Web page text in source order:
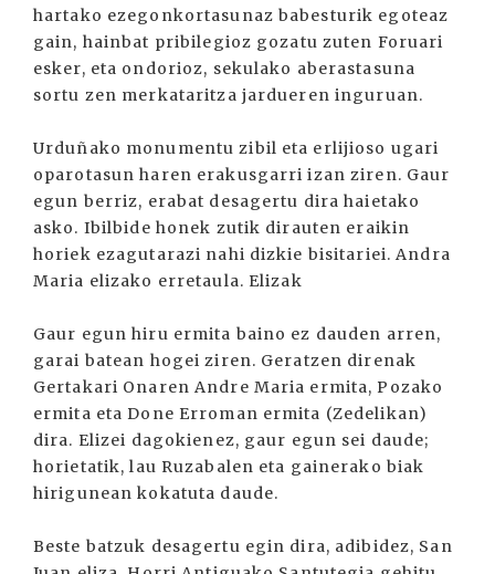
hartako ezegonkortasunaz babesturik egoteaz
gain, hainbat pribilegioz gozatu zuten Foruari
esker, eta ondorioz, sekulako aberastasuna
sortu zen merkataritza jardueren inguruan.
Urduñako monumentu zibil eta erlijioso ugari
oparotasun haren erakusgarri izan ziren. Gaur
egun berriz, erabat desagertu dira haietako
asko. Ibilbide honek zutik dirauten eraikin
horiek ezagutarazi nahi dizkie bisitariei. Andra
Maria elizako erretaula. Elizak
Gaur egun hiru ermita baino ez dauden arren,
garai batean hogei ziren. Geratzen direnak
Gertakari Onaren Andre Maria ermita, Pozako
ermita eta Done Erroman ermita (Zedelikan)
dira. Elizei dagokienez, gaur egun sei daude;
horietatik, lau Ruzabalen eta gainerako biak
hirigunean kokatuta daude.
Beste batzuk desagertu egin dira, adibidez, San